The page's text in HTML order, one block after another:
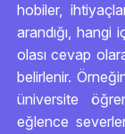
hobiler,
arandığı, hangi
olası cevap
belirlenir.
üniversite
eğlence